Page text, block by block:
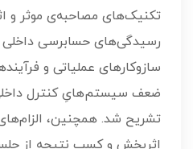
تکنیک‌های مصاحبه‌ی موثر و
رسیدگی‌های حسابرسی
سازوکارهای عملیاتی و
ضعف سیستم‌هایِ کنترل
تشریح شد. همچنین، الزام‌های
اثربخش و کسب نتیجه از